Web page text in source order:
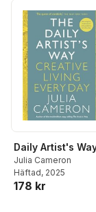
Daily Artist's
Julia Cameron
Häftad, 2025
178 kr